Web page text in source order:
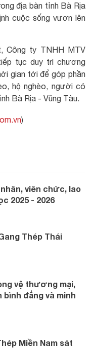
địa bàn tỉnh Bà Rịa
cuộc sống vươn lên
Công ty TNHH MTV
tục duy trì chương
gian tới để góp phần
hộ nghèo, người có
Bà Rịa - Vũng Tàu.
)
viên chức, lao
2025 - 2026
Thép Thái
vệ thương mại,
đẳng và minh
Miền Nam sát